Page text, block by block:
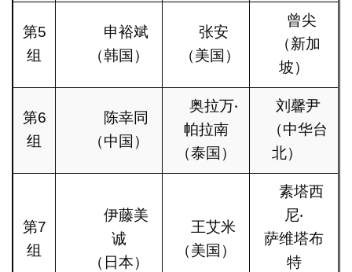
第5
组
申裕斌
（韩国）
张安
（美国）
曾尖
（新加
坡）
第6
组
陈幸同
（中国）
奥拉万‧
帕拉南
（泰国）
刘馨尹
（中华台
北）
第7
组
伊藤美
诚
（日本）
王艾米
（美国）
素塔西
尼‧
萨维塔布
特